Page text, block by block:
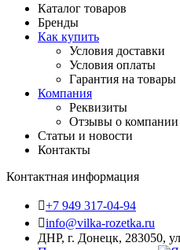
Каталог товаров
Бренды
Как купить
Условия доставки
Условия оплаты
Гарантия на товары
Компания
Реквизиты
Отзывы о компании
Статьи и новости
Контакты
Контактная информация
+7 949 317-04-94
info@vilka-rozetka.ru
ДНР, г. Донецк, 283050,